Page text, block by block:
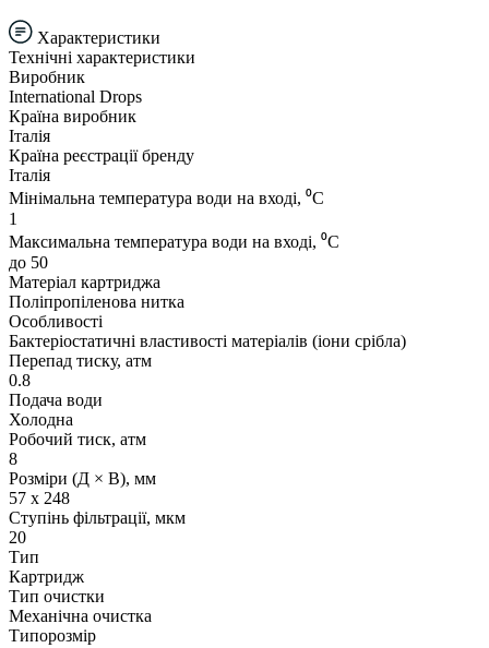
Характеристики
Технічні характеристики
Виробник
International Drops
Країна виробник
Італія
Країна реєстрації бренду
Італія
Мінімальна температура води на вході, ⁰С
1
Максимальна температура води на вході, ⁰С
до 50
Матеріал картриджа
Поліпропіленова нитка
Особливості
Бактеріостатичні властивості матеріалів (іони срібла)
Перепад тиску, атм
0.8
Подача води
Холодна
Робочий тиск, атм
8
Розміри (Д × В), мм
57 х 248
Ступінь фільтрації, мкм
20
Тип
Картридж
Тип очистки
Механічна очистка
Типорозмір